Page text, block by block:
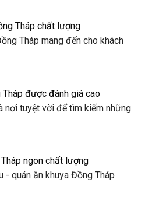
Tháp chất lượng
Tháp mang đến cho khách
được đánh giá cao
nơi tuyệt vời để tìm kiếm những
ngon chất lượng
- quán ăn khuya Đồng Tháp